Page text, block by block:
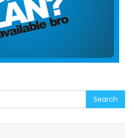
Search